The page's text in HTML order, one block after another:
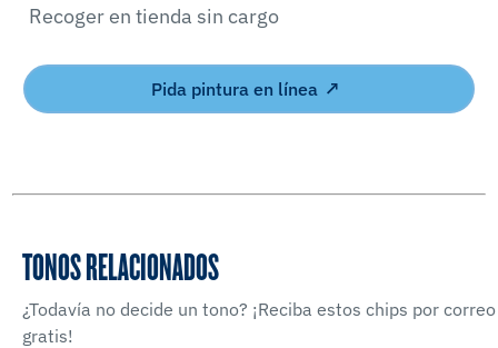
Recoger en tienda sin cargo
Pida pintura en línea
TONOS RELACIONADOS
¿Todavía no decide un tono? ¡Reciba estos chips por correo
gratis!